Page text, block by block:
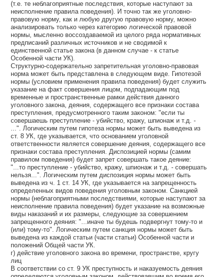
(т.е. те неблагоприятные последствия, которые наступают за
неисполнение правила поведения). И точно так же уголовно-
правовую норму, как и любую другую правовую норму, можно
анализировать только через категорию логической правовой
нормы, мысленно воссоздаваемой из целого ряда нормативных
предписаний различных источников и не сводимой к
единственной статье закона (в данном случае - к статье
Особенной части УК).
Структурно-содержательно запретительная уголовно-правовая
норма может быть представлена в следующем виде. Гипотезой
нормы (условием применения правила поведения) будет служить
указание на факт совершения лицом, подпадающим под
временные и пространственные рамки действия данного
уголовного закона, деяния, содержащего все признаки состава
преступления, предусмотренного таким законом: "если ты
совершаешь преступление - убийство, кражу, шпионаж и т.д. -
...". Логическим путем гипотеза нормы может быть выведена из
ст. 8 УК, где указывается, что основанием уголовной
ответственности является совершение деяния, содержащего все
признаки состава преступления. Диспозицией нормы (самим
правилом поведения) будет запрет совершать такое деяние:
"...то преступление - убийство, кражу, шпионаж и т.д. - совершать
нельзя...". Логическим путем диспозиция нормы может быть
выведена из ч. 1 ст. 14 УК, где указывается на запрещенность
определенных видов поведения уголовным законом. Санкцией
нормы (неблагоприятными последствиями, которые наступают за
неисполнение правила поведения) будет указание на возможные
виды наказаний и их размеры, следующие за совершением
запрещенного деяния: "...иначе ты будешь подвергнут тому-то и
(или) тому-то". Логическим путем санкция нормы может быть
выведена из каждой статьи (части статьи) Особенной части и
положений Общей части УК.
г) действие уголовного закона во времени, пространстве, кругу
лиц
В соответствии со ст. 9 УК преступность и наказуемость деяния